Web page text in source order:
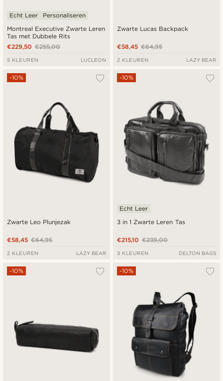
Montreal Executive Zwarte Leren
Tas met Dubbele Rits
Echt Leer Personaliseren
€255,00
€229,50
5 KLEUREN LUCLEON
Zwarte Lucas Backpack
€64,95
€58,45
2 KLEUREN LAZY BEAR
Zwarte Leo Plunjezak
-10%
€64,95
€58,45
2 KLEUREN LAZY BEAR
3 in 1 Zwarte Leren Tas
-10%
Echt Leer
€239,00
€215,10
3 KLEUREN DELTON BAGS
-10% -10%